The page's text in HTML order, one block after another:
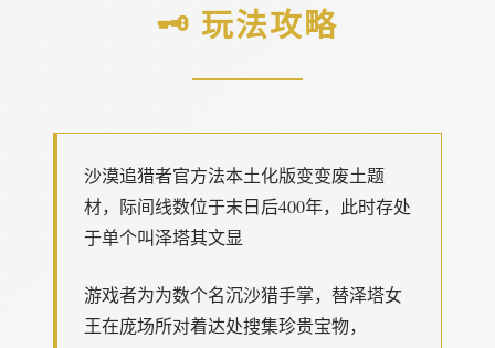
🗝️ 玩法攻略
沙漠追猎者官方法本土化版变变废土题
材，际间线数位于末日后400年，此时存处
于单个叫泽塔其文显
游戏者为为数个名沉沙猎手掌，替泽塔女
王在庞场所对着达处搜集珍贵宝物，